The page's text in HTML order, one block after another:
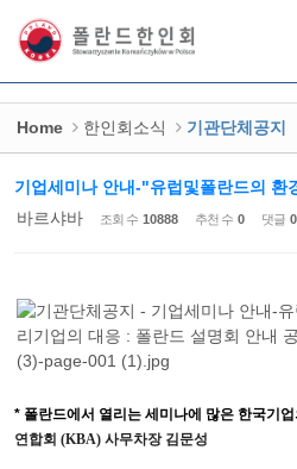
Home 한인회소식 기관단체공지
기업세미나 안내-"유럽및폴란드의 환
바르샤바
조회 수 10888 추천 수 0 댓글 0
* 폴란드에서 열리는 세미나에 많은 한국기
연합회 (KBA) 사무차장 김문성